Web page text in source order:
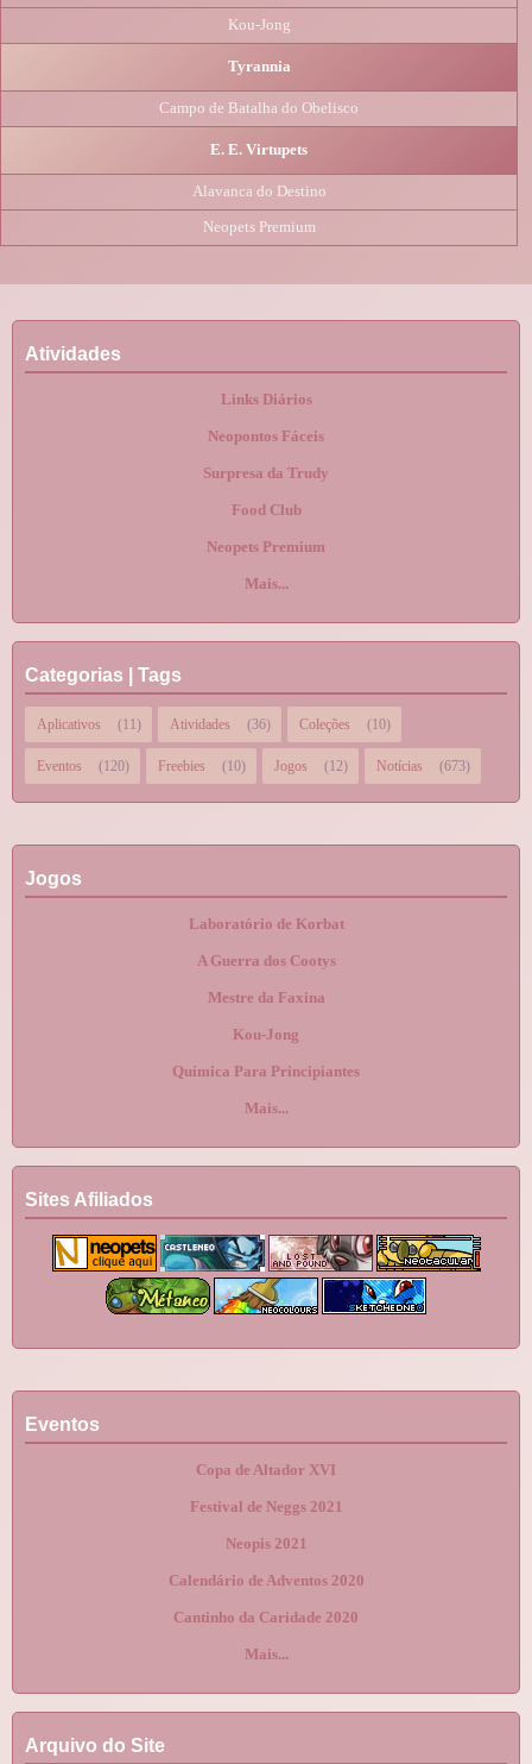
Kou-Jong
Tyrannia
Campo de Batalha do Obelisco
E. E. Virtupets
Alavanca do Destino
Neopets Premium
Atividades
Links Diários
Neopontos Fáceis
Surpresa da Trudy
Food Club
Neopets Premium
Mais...
Categorias | Tags
Aplicativos (11) Atividades (36) Coleções (10)
Eventos (120) Freebies (10) Jogos (12) Notícias (673)
Jogos
Laboratório de Korbat
A Guerra dos Cootys
Mestre da Faxina
Kou-Jong
Química Para Principiantes
Mais...
Sites Afiliados
Eventos
Copa de Altador XVI
Festival de Neggs 2021
Neopis 2021
Calendário de Adventos 2020
Cantinho da Caridade 2020
Mais...
Arquivo do Site